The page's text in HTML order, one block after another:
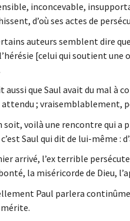
inconcevable,
d’où ses actes de
auteurs semblent dire
[celui qui soutient une
aussi que Saul avait du mal à
; vraisemblablement,
soit, voilà une rencontre qui
Saul qui dit de lui-même :
arrivé, l’ex terrible
la miséricorde de Dieu,
Paul parlera